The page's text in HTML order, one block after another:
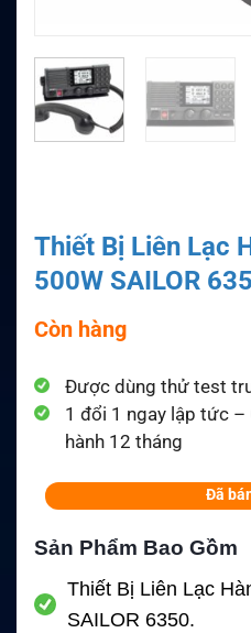
Thiết Bị Liên Lạc
500W SAILOR
Còn hàng
Được dùng thử test
1 đổi 1 ngay lập tức –
hành 12 tháng
Đã
Sản Phẩm Bao Gồm
Thiết Bị Liên Lạc
SAILOR 6350.